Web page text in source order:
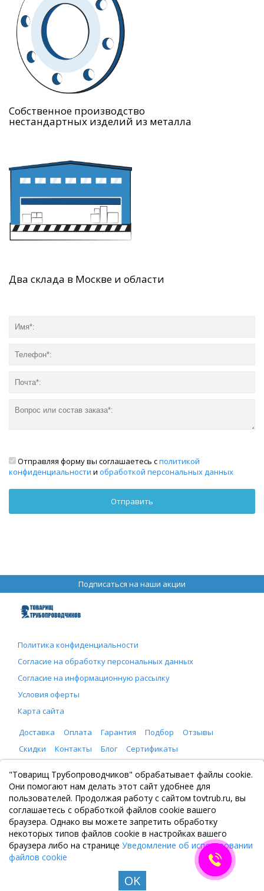
Собственное производство
нестандартных изделий из металла
Два склада в Москве и области
Отправляя форму вы соглашаетесь сполитикой
конфиденциальности и обработкой персональных данных
Подписаться на наши акции
Политика конфиденциальности
Согласие на обработку персональных данных
Согласие на информационную рассылку
Условия оферты
Карта сайта
Доставка
Оплата Гарантия Подбор
Отзывы
Скидки
Контакты Блог Сертификаты
ООО "Товарищ Трубопроводчиков"
Москва, Рязанский проспект 8, с. 2
+7 (495) 065-46-75
zakaz@tovtrub.ru
09:00-17:00 ПН-ПТ
Склад: Москва, Рязанский проспект 8, с. 2
© Все права защищены. Информация сайта защищена законом об авторских правах, 2020-
"Товарищ Трубопроводчиков" обрабатывает файлы cookie.
Они помогают нам делать этот сайт удобнее для
пользователей. Продолжая работу с сайтом tovtrub.ru, вы
соглашаетесь с обработкой файлов cookie вашего
браузера. Однако вы можете запретить обработку
некоторых типов файлов cookie в настройках вашего
браузера либо на странице Уведомление об использовании
файлов cookie
OK